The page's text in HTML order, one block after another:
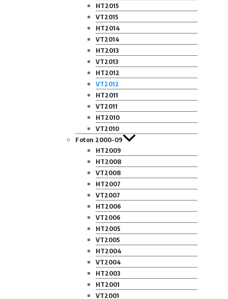
HT2015
VT2015
HT2014
VT2014
HT2013
VT2013
HT2012
VT2012
HT2011
VT2011
HT2010
VT2010
Foton 2000-09
HT2009
HT2008
VT2008
HT2007
VT2007
HT2006
VT2006
HT2005
VT2005
HT2004
VT2004
HT2003
HT2001
VT2001